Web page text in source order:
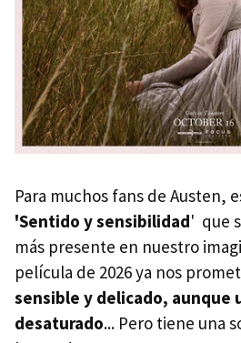
Para muchos fans de Austen,
'Sentido y sensibilidad' que
más presente en nuestro
película de 2026 ya nos
sensible y delicado, aunque
desaturado... Pero tiene una